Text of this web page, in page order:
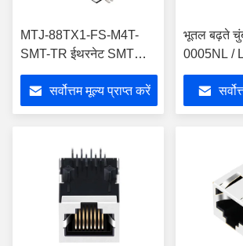
MTJ-88TX1-FS-M4T-
SMT-TR ईथरनेट SMT
RJ45 कनेक्टर 10/100 बेस-
टी LPJ19111DNL के साथ
सर्वोत्तम मूल्य प्राप्त करें
भूतल बढ़ते
0005NL /
Rj45 1x1